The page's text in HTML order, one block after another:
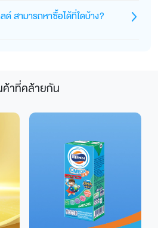
, พัฒนาการทางสมอง, การเจริญ
ละเสริมสร้างภูมิคุ้มกันในช่วงวัยที่
:
369 Smart): 1+, 4+ (สูตรส
สมอง (DHA, สฟิงโกไมอีลิน,
6-9), เสริมภูมิคุ้มกันและระบบทาง
ด์ สามารถหาซื้อได้ที่ใดบ้าง?
อร์มอีคอมเมิร์ซ
าที่คล้ายกัน